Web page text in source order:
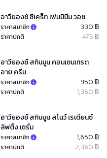
อาวียองซ์ ซีเคร็ท เฟมมินีน วอช
ราคาสมาชิก 330 ฿
ราคาปกติ 475 ฿
อาวียองซ์ สกินมูน คอนเซนเทรต
อาย ครีม
ราคาสมาชิก 950 ฿
ราคาปกติ 1,360 ฿
อาวียองซ์ สกินมูน สโนว์ เรเดียนซ์
ลิฟติ้ง เซรั่ม
ราคาสมาชิก 1,650 ฿
ราคาปกติ 2,360 ฿